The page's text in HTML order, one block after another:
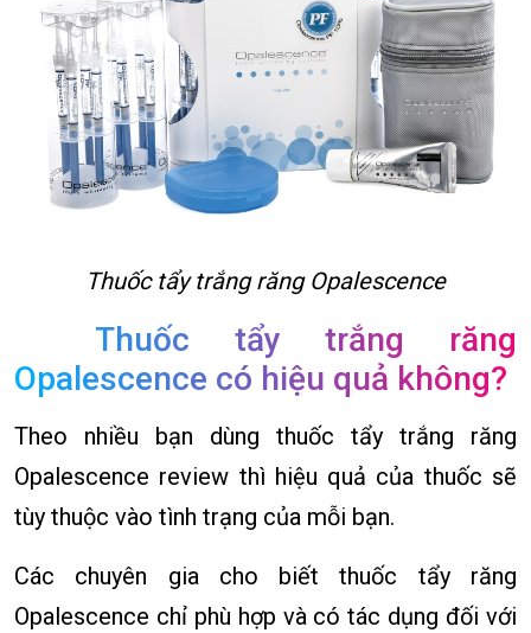
Thuốc tẩy trắng răng Opalescence
Thuốc tẩy trắng răng
Opalescence có hiệu quả không?
Theo nhiều bạn dùng thuốc tẩy trắng răng
Opalescence review thì hiệu quả của thuốc sẽ
tùy thuộc vào tình trạng của mỗi bạn.
Các chuyên gia cho biết thuốc tẩy răng
Opalescence chỉ phù hợp và có tác dụng đối với